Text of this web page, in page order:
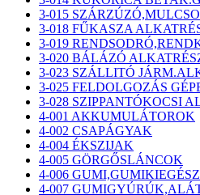
3-015
3-018 FŰKASZA
3-019
3-020 BÁLÁZÓ
3-023 SZÁLLITÓ
3-025 FELDOLGOZÁS
3-028 SZIPPANTÓKOCSI
4-001 AKKUMULÁTOROK
4-002 CSAPÁGYAK
4-004 ÉKSZIJAK
4-005 GÖRGŐSLÁNCOK
4-006
4-007